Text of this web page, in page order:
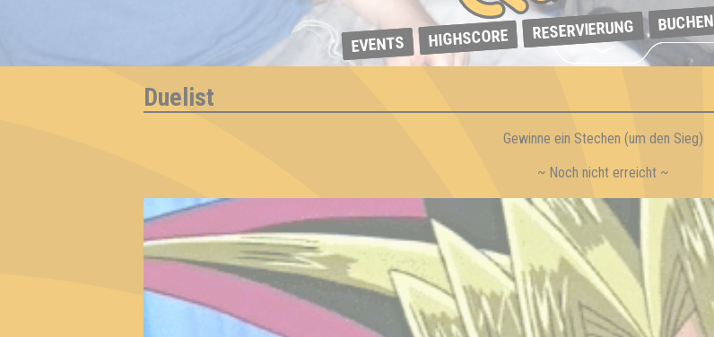
EVENTS HIGHSCORE RESERVIERUNG BUCHEN
Duelist
Gewinne ein Stechen (um den Sieg)
~ Noch nicht erreicht ~